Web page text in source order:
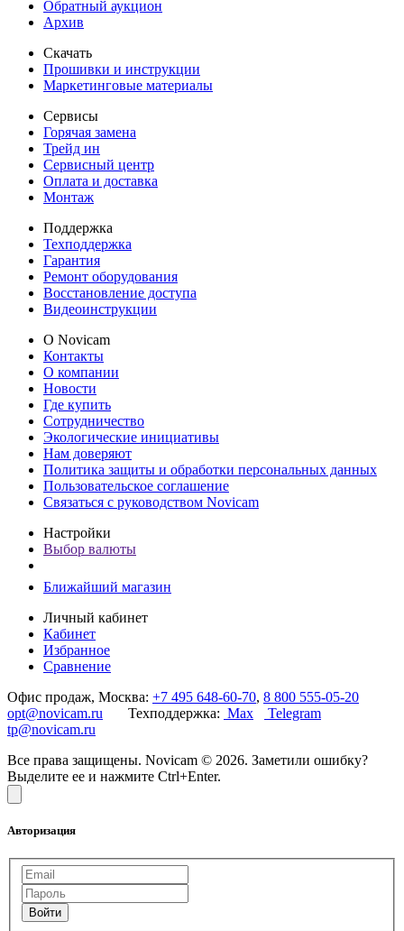
Обратный аукцион
Архив
Скачать
Прошивки и инструкции
Маркетинговые материалы
Сервисы
Горячая замена
Трейд ин
Сервисный центр
Оплата и доставка
Монтаж
Поддержка
Техподдержка
Гарантия
Ремонт оборудования
Восстановление доступа
Видеоинструкции
О Novicam
Контакты
О компании
Новости
Где купить
Сотрудничество
Экологические инициативы
Нам доверяют
Политика защиты и обработки персональных данных
Пользовательское соглашение
Связаться с руководством Novicam
Настройки
Выбор валюты
Ближайший магазин
Личный кабинет
Кабинет
Избранное
Сравнение
Офис продаж, Москва: +7 495 648-60-70, 8 800 555-05-20
opt@novicam.ru Техподдержка: Max
Telegram
tp@novicam.ru
Все права защищены. Novicam © 2026. Заметили ошибку?
Выделите ее и нажмите Ctrl+Enter.
Авторизация